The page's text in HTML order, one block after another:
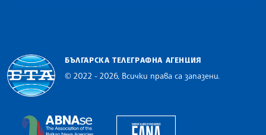
БЪЛГАРСКА ТЕЛЕГРАФНА АГЕНЦИЯ
© 2022 - 2026, Всички права са запазени.
The Assocoation of the Balkan News Agencies